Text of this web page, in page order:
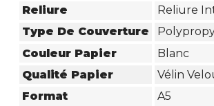
Reliure
Reliure
Type De Couverture
Couleur Papier
Blanc
Qualité Papier
Vélin
Format
A5